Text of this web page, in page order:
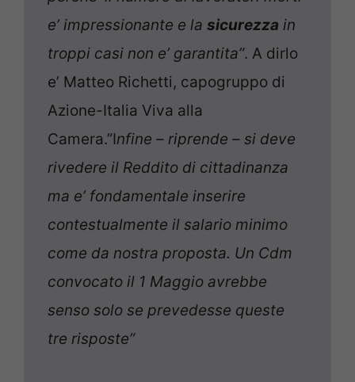
e’ impressionante e la sicurezza in
troppi casi non e’ garantita”. A dirlo
e’ Matteo Richetti, capogruppo di
Azione-Italia Viva alla
Camera.”Infine – riprende – si deve
rivedere il Reddito di cittadinanza
ma e’ fondamentale inserire
contestualmente il salario minimo
come da nostra proposta. Un Cdm
convocato il 1 Maggio avrebbe
senso solo se prevedesse queste
tre risposte”